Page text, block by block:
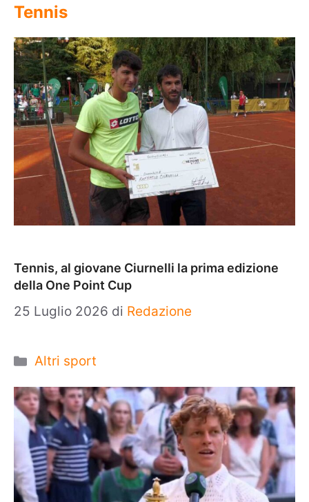
Tennis
Tennis, al giovane Ciurnelli la prima edizione
della One Point Cup
25 Luglio 2026 di Redazione
Categorie
Altri sport